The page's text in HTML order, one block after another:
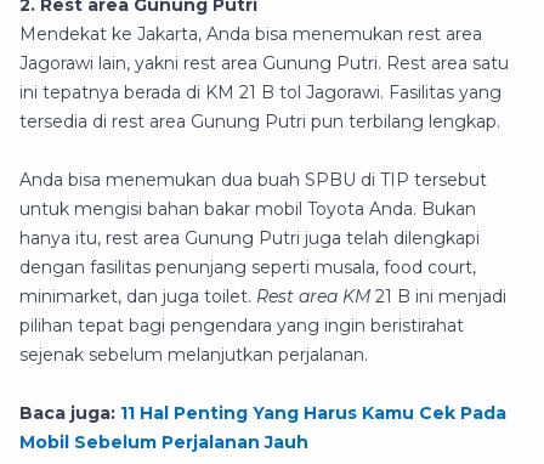
2. Rest area Gunung Putri
Mendekat ke Jakarta, Anda bisa menemukan rest area
Jagorawi lain, yakni rest area Gunung Putri. Rest area satu
ini tepatnya berada di KM 21 B tol Jagorawi. Fasilitas yang
tersedia di rest area Gunung Putri pun terbilang lengkap.
Anda bisa menemukan dua buah SPBU di TIP tersebut
untuk mengisi bahan bakar mobil Toyota Anda. Bukan
hanya itu, rest area Gunung Putri juga telah dilengkapi
dengan fasilitas penunjang seperti musala, food court,
minimarket, dan juga toilet. Rest area KM 21 B ini menjadi
pilihan tepat bagi pengendara yang ingin beristirahat
sejenak sebelum melanjutkan perjalanan.
Baca juga: 11 Hal Penting Yang Harus Kamu Cek Pada
Mobil Sebelum Perjalanan Jauh